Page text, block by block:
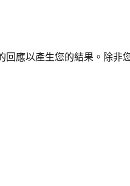
回應以產生您的結果。除